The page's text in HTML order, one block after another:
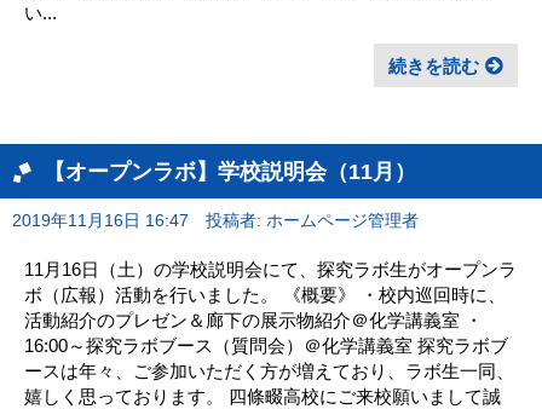
い...
続きを読む
【オープンラボ】学校説明会（11月）
2019年11月16日 16:47 投稿者: ホームページ管理者
11月16日（土）の学校説明会にて、探究ラボ生がオープンラ
ボ（広報）活動を行いました。 《概要》 ・校内巡回時に、
活動紹介のプレゼン＆廊下の展示物紹介＠化学講義室 ・
16:00～探究ラボブース（質問会）＠化学講義室 探究ラボブ
ースは年々、ご参加いただく方が増えており、ラボ生一同、
嬉しく思っております。 四條畷高校にご来校願いまして誠